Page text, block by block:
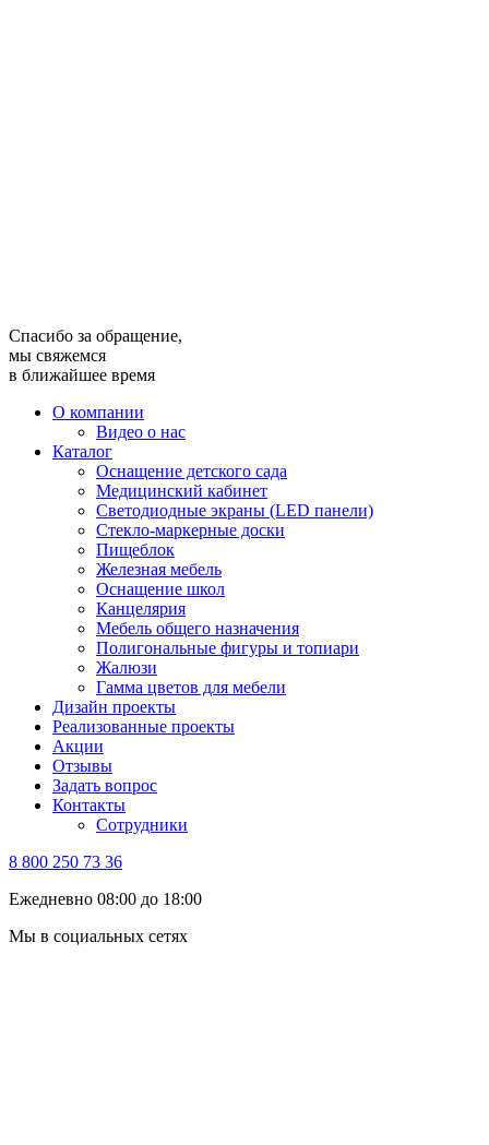
Спасибо за обращение,
мы свяжемся
в ближайшее время
О компании
Видео о нас
Каталог
Оснащение детского сада
Медицинский кабинет
Светодиодные экраны (LED панели)
Стекло-маркерные доски
Пищеблок
Железная мебель
Оснащение школ
Канцелярия
Мебель общего назначения
Полигональные фигуры и топиари
Жалюзи
Гамма цветов для мебели
Дизайн проекты
Реализованные проекты
Акции
Отзывы
Задать вопрос
Контакты
Сотрудники
8 800 250 73 36
Ежедневно 08:00 до 18:00
Мы в социальных сетях